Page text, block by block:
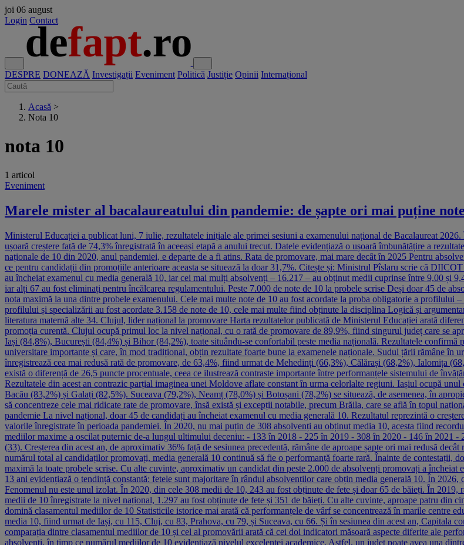
joi 06 august
Login Contact
DESPRE DONEAZĂ Investigații Eveniment Politică Justiție Opinii Internațional
Acasă >
Nota 10
nota 10
1 articol
Eveniment
Marele mister al bacalaureatului din pandemie: de șapte ori mai puține
Ministerul Educației a publicat luni, 7 iulie, rezultatele inițiale ale primei sesiuni a examenului național de Bacalaureat
ușoară creștere față de 74,3% înregistrată în aceeași etapă a anului trecut. Datele evidențiază o ușoară îmbunătățire a
naționale de 10 din 2020, anul pandemiei, e departe de a fi atins. Rata de promovare, mai mare decât în 2025 Pentru
ce pentru candidații din promoțiile anterioare aceasta se situează la doar 31,7%. Citește și: Ministrul Pîslaru scrie că
au încheiat examenul cu media generală 10, iar cei mai mulți absolvenți – 16.217 – au obținut medii cuprinse între 9,00 și
iar alți 67 au fost eliminați pentru încălcarea regulamentului. Peste 7.000 de note de 10 la probele scrise Deși doar 45 de
nota maximă la una dintre probele examenului. Cele mai multe note de 10 au fost acordate la proba obligatorie a profilului
profilului și specializării au fost acordate 3.158 de note de 10, cele mai multe fiind obținute la disciplina Logică și
literatura maternă alte 34. Clujul, lider național la promovare Harta rezultatelor publicată de Ministerul Educației arată
promoția curentă. Clujul ocupă primul loc la nivel național, cu o rată de promovare de 89,9%, fiind singurul județ care se
Iași (84,8%), București (84,4%) și Bihor (84,2%), toate situându-se confortabil peste media națională. Rezultatele confirmă
universitare importante și care, în mod tradițional, obțin rezultate foarte bune la examenele naționale. Sudul țării rămâne
înregistrează cea mai redusă rată de promovare, de 63,4%, fiind urmat de Mehedinți (66,3%), Călărași (68,2%), Ialomița
există o diferență de 26,5 puncte procentuale, ceea ce ilustrează contraste importante între performanțele sistemului de
Rezultatele din acest an contrazic parțial imaginea unei Moldove aflate constant în urma celorlalte regiuni. Iașiul ocupă
Bacău (83,2%) și Galați (82,5%). Suceava (79,2%), Neamț (78,0%) și Botoșani (78,2%) se situează, de asemenea, în
să concentreze cele mai ridicate rate de promovare, însă există și excepții notabile, precum Brăila, care se află în topul
pandemie La nivel național, doar 45 de candidați au încheiat examenul cu media generală 10. Rezultatul reprezintă o
valorile înregistrate în perioada pandemiei. În 2020, nu mai puțin de 308 absolvenți au obținut media 10, acesta fiind
mediilor maxime a oscilat puternic de-a lungul ultimului deceniu: - 133 în 2018 - 225 în 2019 - 308 în 2020 - 146 în 2021
(33). Creșterea din acest an, de aproximativ 36% față de sesiunea precedentă, rămâne de aproape șapte ori mai redusă
numărul total al candidaților promovați, media generală 10 continuă să fie o performanță foarte rară. Înainte de contestații,
maximă la toate probele scrise. Cu alte cuvinte, aproximativ un candidat din peste 2.000 de absolvenți promovați a
13 ani evidențiază o tendință constantă: fetele sunt majoritare în rândul absolvenților care obțin media generală 10. În
Fenomenul nu este unul izolat. În 2020, din cele 308 medii de 10, 243 au fost obținute de fete și doar 65 de băieți. În
medii de 10 înregistrate la nivel național, 1.297 au fost obținute de fete și 351 de băieți. Cu alte cuvinte, aproape patru din
domină clasamentul mediilor de 10 Statisticile istorice mai arată că performanțele de vârf se concentrează în marile centre
media 10, fiind urmat de Iași, cu 115, Cluj, cu 83, Prahova, cu 79, și Suceava, cu 66. Și în sesiunea din acest an, Capitala
comparația dintre clasamentul mediilor de 10 și cel al promovării arată că cei doi indicatori măsoară aspecte diferite ale
absolvenți, în timp ce numărul mediilor de 10 evidențiază nivelul excelenței academice. Astfel, un județ poate avea una